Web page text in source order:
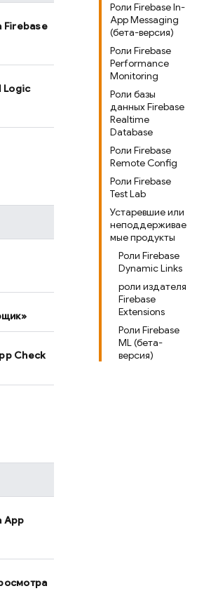
Роли Firebase In-
App Messaging
(бета-версия)
Роли Firebase
Performance
Monitoring
Роли базы
данных Firebase
Realtime
Database
Роли Firebase
Remote Config
Роли Firebase
Test Lab
Устаревшие или
неподдерживае
мые продукты
Роли Firebase
Dynamic Links
роли издателя
Firebase
Extensions
Роли Firebase
ML (бета-
версия)
Firebase
Logic
Check
App